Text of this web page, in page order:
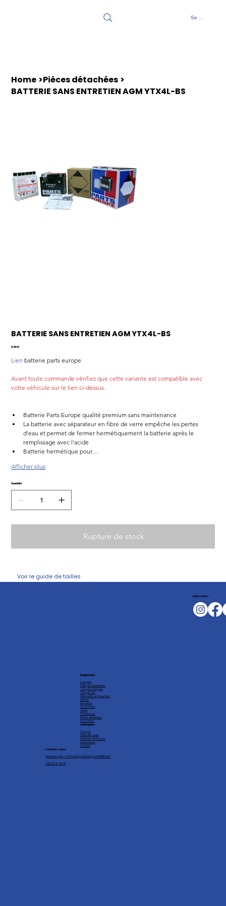
Se connecter
Home >Pièces détachées >
BATTERIE SANS ENTRETIEN AGM YTX4L-BS
BATTERIE SANS ENTRETIEN AGM YTX4L-BS
Prix
0,00 €
Lien batterie parts europe
Avant toute commande vérifiez que cette variante est compatible avec
votre véhicule sur le lien ci-dessus.
Batterie Parts Europe qualité premium sans maintenance
La batterie avec séparateur en fibre de verre empêche les pertes
d'eau et permet de fermer hermétiquement la batterie après le
remplissage avec l'acide
Batterie hermétique pour…
Afficher plus
Quantité
Rupture de stock
Voir le guide de tailles
Équipement :
Casques
Casques Modulables
Casques intégraux
Casques Jet
Vêtements et Protection
Vestes
Pantalons
Accessoires
Gants
Chaussures
Pièces détachées
Promotions
L'entreprise :
À propos
Véhicules neufs
Véhicules d'occasion
Événements
Contact
Contactez nous :
1 Rue Geespelt, L-3378 Livange (Léiweng), LUXEMBOURG
+352 26 37 40 45
Suivez nous :